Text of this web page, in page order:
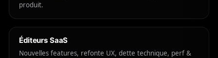
produit.
Éditeurs SaaS
Nouvelles features, refonte UX, dette technique, perf &